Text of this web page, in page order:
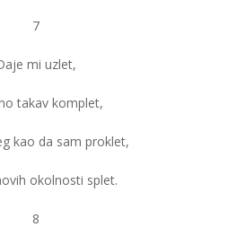
7
mi uzlet,
takav komplet,
kao da sam proklet,
okolnosti splet.
8